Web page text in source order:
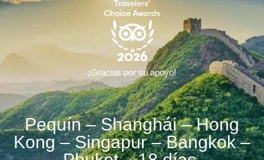
Pequín – Shanghái – Hong
Kong – Singapur – Bangkok –
¡Gracias por su apoyo!